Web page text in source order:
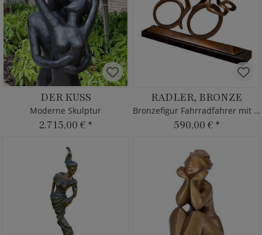
DER KUSS
Moderne Skulptur
2.715,00 € *
RADLER, BRONZE
Bronzefigur Fahrradfahrer mit Granitsockel
590,00 € *